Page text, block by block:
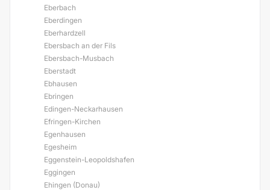
Eberbach
Eberdingen
Eberhardzell
Ebersbach an der Fils
Ebersbach-Musbach
Eberstadt
Ebhausen
Ebringen
Edingen-Neckarhausen
Efringen-Kirchen
Egenhausen
Egesheim
Eggenstein-Leopoldshafen
Eggingen
Ehingen (Donau)